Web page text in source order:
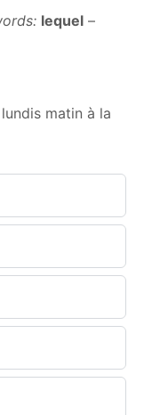
lequel –
matin à la